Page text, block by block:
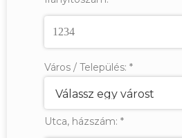
Város / Település: *
Utca, házszám: *